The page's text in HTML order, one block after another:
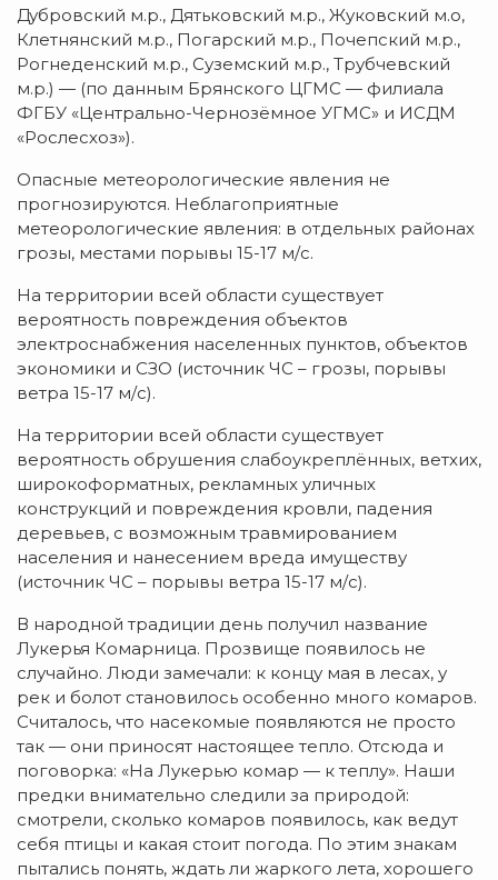
Дубровский м.р., Дятьковский м.р., Жуковский м.о,
Клетнянский м.р., Погарский м.р., Почепский м.р.,
Рогнеденский м.р., Суземский м.р., Трубчевский
м.р.) — (по данным Брянского ЦГМС — филиала
ФГБУ «Центрально-Чернозёмное УГМС» и ИСДМ
«Рослесхоз»).
Опасные метеорологические явления не
прогнозируются. Неблагоприятные
метеорологические явления: в отдельных районах
грозы, местами порывы 15-17 м/с.
На территории всей области существует
вероятность повреждения объектов
электроснабжения населенных пунктов, объектов
экономики и СЗО (источник ЧС – грозы, порывы
ветра 15-17 м/с).
На территории всей области существует
вероятность обрушения слабоукреплённых, ветхих,
широкоформатных, рекламных уличных
конструкций и повреждения кровли, падения
деревьев, с возможным травмированием
населения и нанесением вреда имуществу
(источник ЧС – порывы ветра 15-17 м/с).
В народной традиции день получил название
Лукерья Комарница. Прозвище появилось не
случайно. Люди замечали: к концу мая в лесах, у
рек и болот становилось особенно много комаров.
Считалось, что насекомые появляются не просто
так — они приносят настоящее тепло. Отсюда и
поговорка: «На Лукерью комар — к теплу». Наши
предки внимательно следили за природой:
смотрели, сколько комаров появилось, как ведут
себя птицы и какая стоит погода. По этим знакам
пытались понять, ждать ли жаркого лета, хорошего